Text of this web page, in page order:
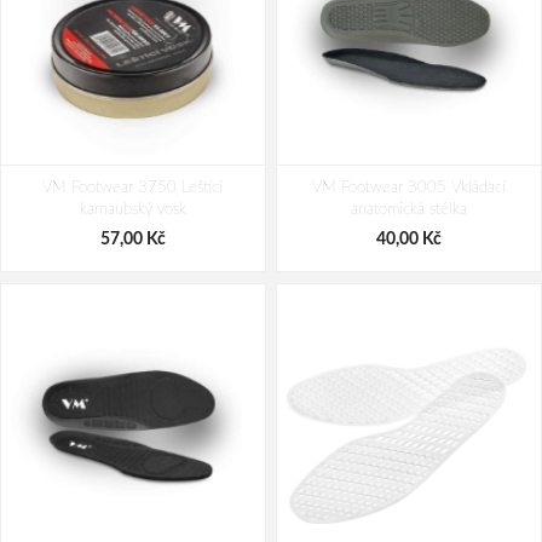
VM Footwear 3750 Leštící
karnaubský vosk
57,00 Kč
VM Footwear 3005 Vkládací
anatomická stélka
40,00 Kč